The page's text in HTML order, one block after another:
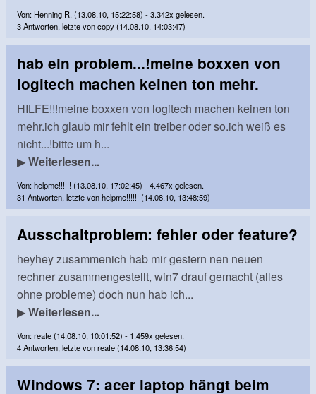
Von: Henning R. (13.08.10, 15:22:58) - 3.342x gelesen.
3 Antworten, letzte von copy (14.08.10, 14:03:47)
hab ein problem...!meine boxxen von
logitech machen keinen ton mehr.
HILFE!!!meine boxxen von logitech machen keinen ton
mehr.ich glaub mir fehlt ein treiber oder so.ich weiß es
nicht...!bitte um h...
▶Weiterlesen...
Von: helpme!!!!!! (13.08.10, 17:02:45) - 4.467x gelesen.
31 Antworten, letzte von helpme!!!!!! (14.08.10, 13:48:59)
Ausschaltproblem: fehler oder feature?
heyhey zusammenich hab mir gestern nen neuen
rechner zusammengestellt, win7 drauf gemacht (alles
ohne probleme) doch nun hab ich...
▶Weiterlesen...
Von: reafe (14.08.10, 10:01:52) - 1.459x gelesen.
4 Antworten, letzte von reafe (14.08.10, 13:36:54)
Windows 7: acer laptop hängt beim